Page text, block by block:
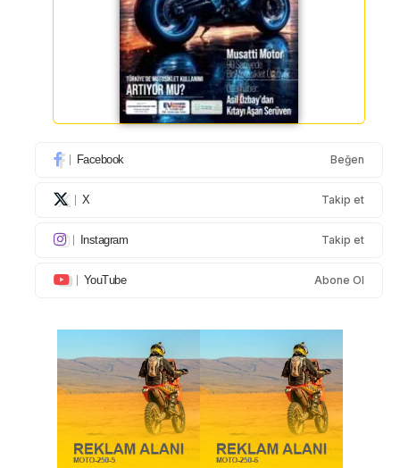
Facebook Beğen
X Takip et
Instagram Takip et
YouTube Abone Ol